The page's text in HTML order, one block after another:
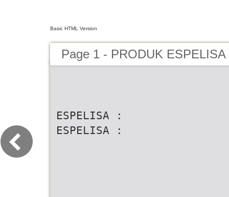
Basic HTML Version
Page 1 - PRODUK ESPELISA
ESPELISA :
ESPELISA :